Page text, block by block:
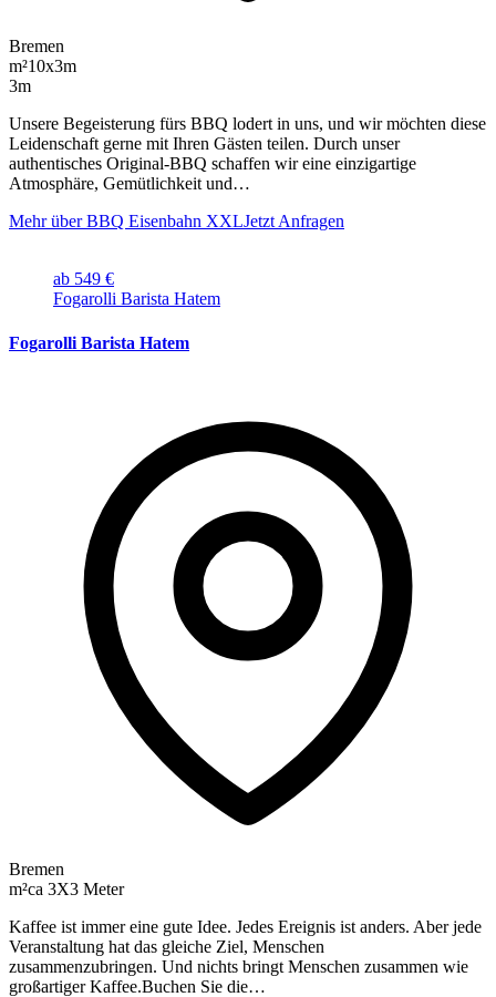
Bremen
m²10x3m
3m
Unsere Begeisterung fürs BBQ lodert in uns, und wir möchten diese
Leidenschaft gerne mit Ihren Gästen teilen. Durch unser
authentisches Original-BBQ schaffen wir eine einzigartige
Atmosphäre, Gemütlichkeit und…
Mehr über BBQ Eisenbahn XXLJetzt Anfragen
ab 549 €
Fogarolli Barista Hatem
Fogarolli Barista Hatem
Bremen
m²ca 3X3 Meter
Kaffee ist immer eine gute Idee. Jedes Ereignis ist anders. Aber jede
Veranstaltung hat das gleiche Ziel, Menschen
zusammenzubringen. Und nichts bringt Menschen zusammen wie
großartiger Kaffee.Buchen Sie die…